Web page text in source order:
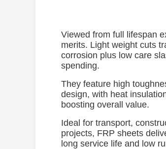
Viewed from full lifespan
merits. Light weight cuts
corrosion plus low care
spending.
They feature high
design, with heat
boosting overall value.
Ideal for transport,
projects, FRP sheets
long service life and low